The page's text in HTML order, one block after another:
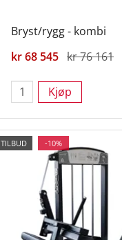
Bryst/rygg - kombi
kr 68 545 kr 76 161
Kjøp
TILBUD -10%